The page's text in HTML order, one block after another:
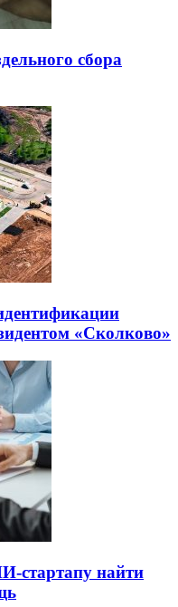
сбора
«Сколково»
стартапу найти